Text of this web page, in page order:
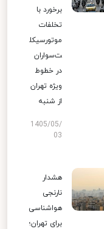
برخورد با
تخلفات
موتورسیکل
ت‌سواران
در خطوط
ویژه تهران
از شنبه
1405/05/
03
هشدار
نارنجی
هواشناسی
برای تهران؛